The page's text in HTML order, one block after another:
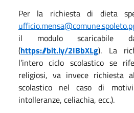
Per la richiesta di dieta
il modulo scaricabile
(https://bit.ly/2IBbXLg). La
l’intero ciclo scolastico se
religiosi, va invece richiesta
scolastico nel caso di
intolleranze, celiachia, ecc.).